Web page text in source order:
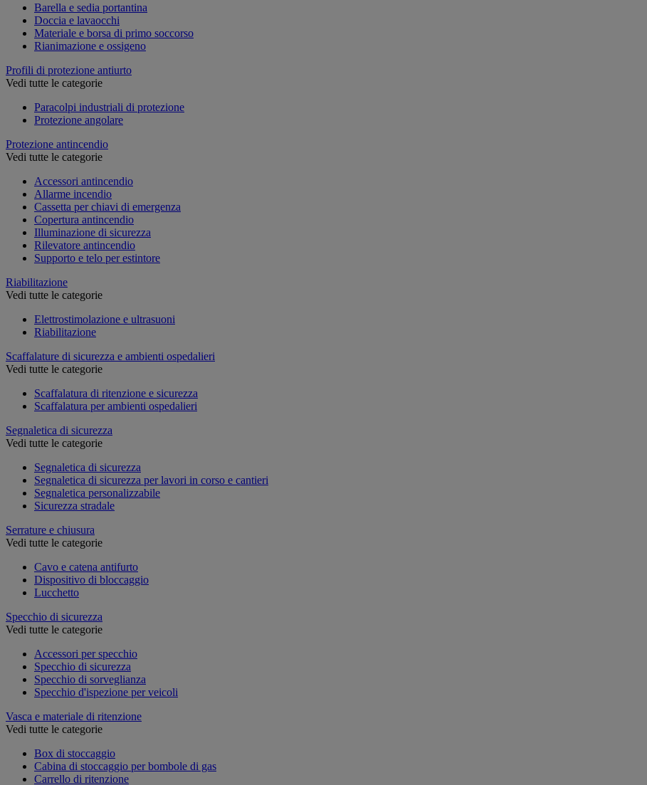
Barella e sedia portantina
Doccia e lavaocchi
Materiale e borsa di primo soccorso
Rianimazione e ossigeno
Profili di protezione antiurto
Vedi tutte le categorie
Paracolpi industriali di protezione
Protezione angolare
Protezione antincendio
Vedi tutte le categorie
Accessori antincendio
Allarme incendio
Cassetta per chiavi di emergenza
Copertura antincendio
Illuminazione di sicurezza
Rilevatore antincendio
Supporto e telo per estintore
Riabilitazione
Vedi tutte le categorie
Elettrostimolazione e ultrasuoni
Riabilitazione
Scaffalature di sicurezza e ambienti ospedalieri
Vedi tutte le categorie
Scaffalatura di ritenzione e sicurezza
Scaffalatura per ambienti ospedalieri
Segnaletica di sicurezza
Vedi tutte le categorie
Segnaletica di sicurezza
Segnaletica di sicurezza per lavori in corso e cantieri
Segnaletica personalizzabile
Sicurezza stradale
Serrature e chiusura
Vedi tutte le categorie
Cavo e catena antifurto
Dispositivo di bloccaggio
Lucchetto
Specchio di sicurezza
Vedi tutte le categorie
Accessori per specchio
Specchio di sicurezza
Specchio di sorveglianza
Specchio d'ispezione per veicoli
Vasca e materiale di ritenzione
Vedi tutte le categorie
Box di stoccaggio
Cabina di stoccaggio per bombole di gas
Carrello di ritenzione